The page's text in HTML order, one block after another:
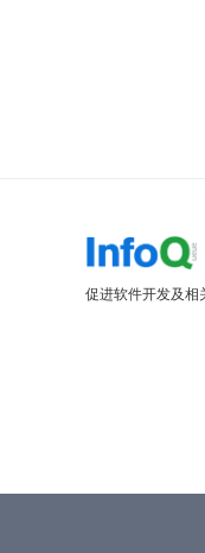
促进软件开发及相